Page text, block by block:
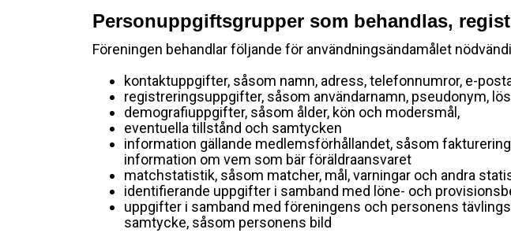
Personuppgiftsgrupper som behandlas,
Föreningen behandlar följande för användningsändamålet
kontaktuppgifter, såsom namn, adress, telefonnumror, e-
registreringsuppgifter, såsom användarnamn, pseudonym,
demografiuppgifter, såsom ålder, kön och modersmål,
eventuella tillstånd och samtycken
information gällande medlemsförhållandet, såsom
information om vem som bär föräldraansvaret
matchstatistik, såsom matcher, mål, varningar och andra
identifierande uppgifter i samband med löne- och
uppgifter i samband med föreningens och personens
samtycke, såsom personens bild